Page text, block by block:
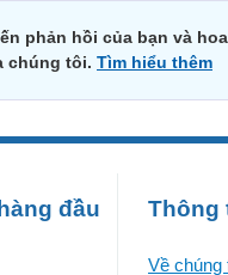
phản hồi của bạn và
chúng tôi. Tìm hiểu thêm
đầu Thông
Về chúng